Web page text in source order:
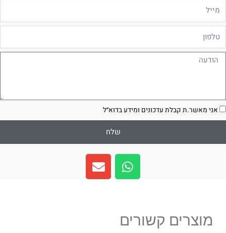
אני מאשר.ת קבלת עדכונים ומידע בדוא״ל
שלח
W
h
a
a
E
n
v
מוצרים קשורים